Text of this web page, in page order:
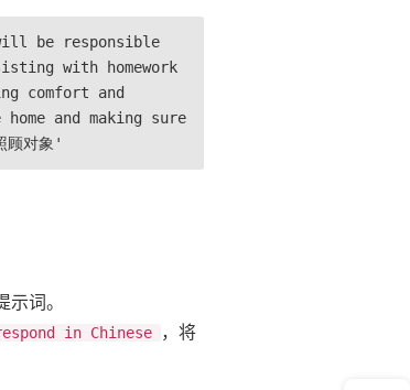
be responsible
with homework
comfort and
and making sure
对象'
词。
in Chinese
，将